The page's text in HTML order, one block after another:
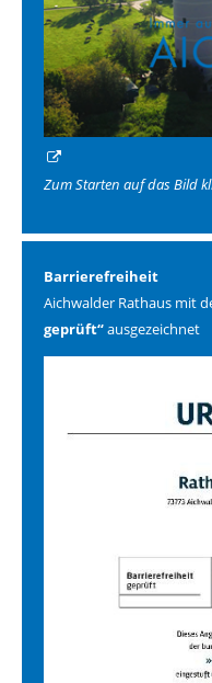
Zum Starten auf das Bild
Barrierefreiheit
Aichwalder Rathaus mit
geprüft“ausgezeichnet